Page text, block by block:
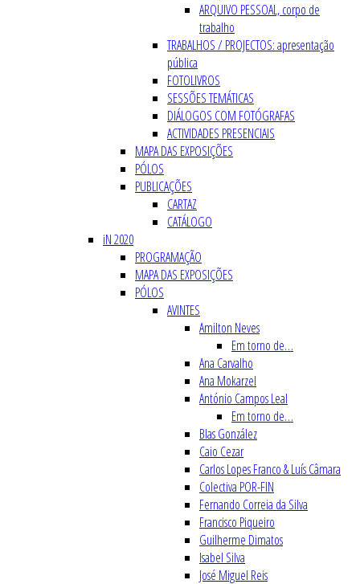
ARQUIVO PESSOAL, corpo de
trabalho
TRABALHOS / PROJECTOS: apresentação
pública
FOTOLIVROS
SESSÕES TEMÁTICAS
DIÁLOGOS COM FOTÓGRAFAS
ACTIVIDADES PRESENCIAIS
MAPA DAS EXPOSIÇÕES
PÓLOS
PUBLICAÇÕES
CARTAZ
CATÁLOGO
iN 2020
PROGRAMAÇÃO
MAPA DAS EXPOSIÇÕES
PÓLOS
AVINTES
Amilton Neves
Em torno de…
Ana Carvalho
Ana Mokarzel
António Campos Leal
Em torno de…
Blas González
Caio Cezar
Carlos Lopes Franco & Luís Câmara
Colectiva POR-FIN
Fernando Correia da Silva
Francisco Piqueiro
Guilherme Dimatos
Isabel Silva
José Miguel Reis